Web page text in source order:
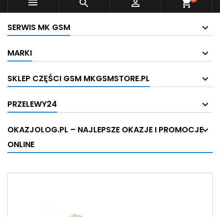
   shopping_cart
SERWIS MK GSM
MARKI
SKLEP CZĘŚCI GSM MKGSMSTORE.PL
PRZELEWY24
OKAZJOLOG.PL – NAJLEPSZE OKAZJE I PROMOCJE
ONLINE